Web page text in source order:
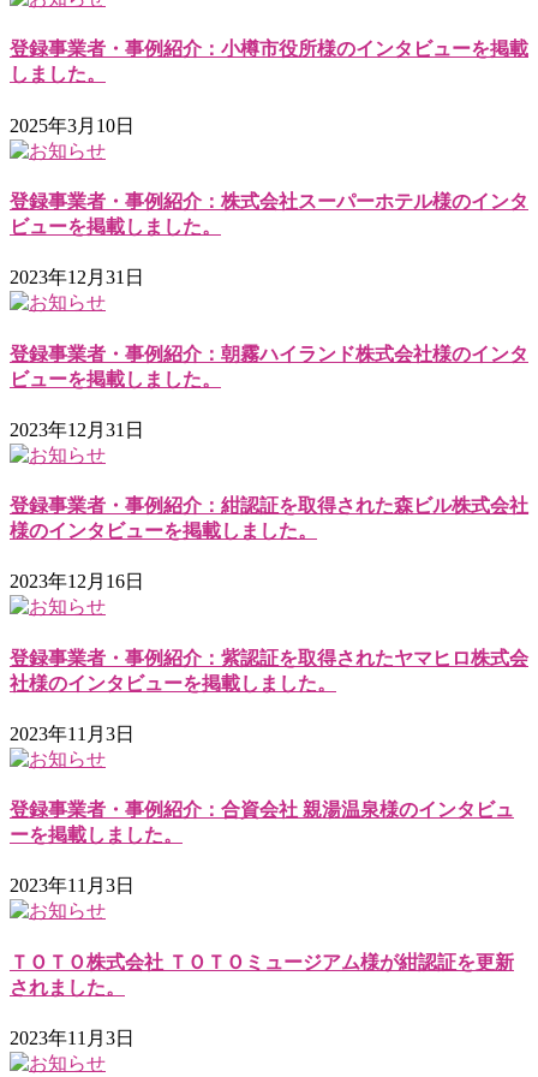
登録事業者・事例紹介：小樽市役所様のインタビューを掲載
しました。
2025年3月10日
登録事業者・事例紹介：株式会社スーパーホテル様のインタ
ビューを掲載しました。
2023年12月31日
登録事業者・事例紹介：朝霧ハイランド株式会社様のインタ
ビューを掲載しました。
2023年12月31日
登録事業者・事例紹介：紺認証を取得された森ビル株式会社
様のインタビューを掲載しました。
2023年12月16日
登録事業者・事例紹介：紫認証を取得されたヤマヒロ株式会
社様のインタビューを掲載しました。
2023年11月3日
登録事業者・事例紹介：合資会社 親湯温泉様のインタビュ
ーを掲載しました。
2023年11月3日
ＴＯＴＯ株式会社 ＴＯＴＯミュージアム様が紺認証を更新
されました。
2023年11月3日